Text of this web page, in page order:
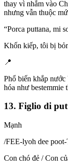
thay vì nhắm vào
nhưng vẫn thuộc
“Porca puttana, mi
Khốn kiếp, tôi bị
📍
Phổ biến khắp
hóa như bestemmie
13. Figlio di
Mạnh
/FEE-lyoh dee
Con chó đẻ / Con